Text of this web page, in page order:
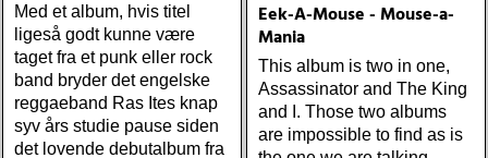
Med et album, hvis titel
ligeså godt kunne være
taget fra et punk eller rock
band bryder det engelske
reggaeband Ras Ites knap
syv års studie pause siden
det lovende debutalbum fra
Eek-A-Mouse - Mouse-a-
Mania
This album is two in one,
Assassinator and The King
and I. Those two albums
are impossible to find as is